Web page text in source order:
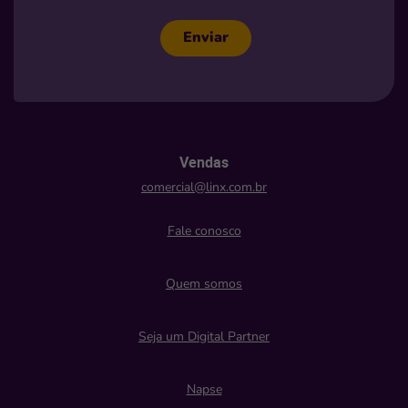
Enviar
Vendas
comercial@linx.com.br
Fale conosco
Quem somos
Seja um Digital Partner
Napse